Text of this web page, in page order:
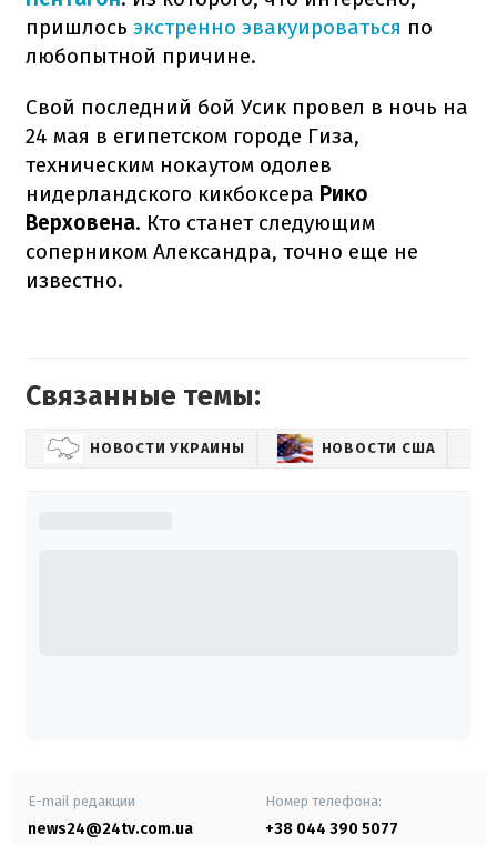
пришлось экстренно эвакуироваться по
любопытной причине.
Свой последний бой Усик провел в ночь на
24 мая в египетском городе Гиза,
техническим нокаутом одолев
нидерландского кикбоксера Рико
Верховена. Кто станет следующим
соперником Александра, точно еще не
известно.
Связанные темы:
НОВОСТИ УКРАИНЫ НОВОСТИ США
E-mail редакции
news24@24tv.com.ua
Номер телефона:
+38 044 390 5077